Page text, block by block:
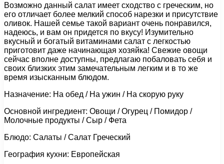
Возможно данный салат имеет сходство с греческим, но
его отличает более мелкий способ нарезки и присутствие
оливок. Нашей семье такой вариант очень понравился,
надеюсь, и вам он придется по вкусу! Изумительно
вкусный и богатый витаминами салат с легкостью
приготовит даже начинающая хозяйка! Свежие овощи
сейчас вполне доступны, предлагаю побаловать себя и
своих близких этим замечательным легким и в то же
время изысканным блюдом.
Назначение: На обед / На ужин / На скорую руку
Основной ингредиент: Овощи / Огурец / Помидор /
Молочные продукты / Сыр / Фета
Блюдо: Салаты / Салат Греческий
География кухни: Европейская